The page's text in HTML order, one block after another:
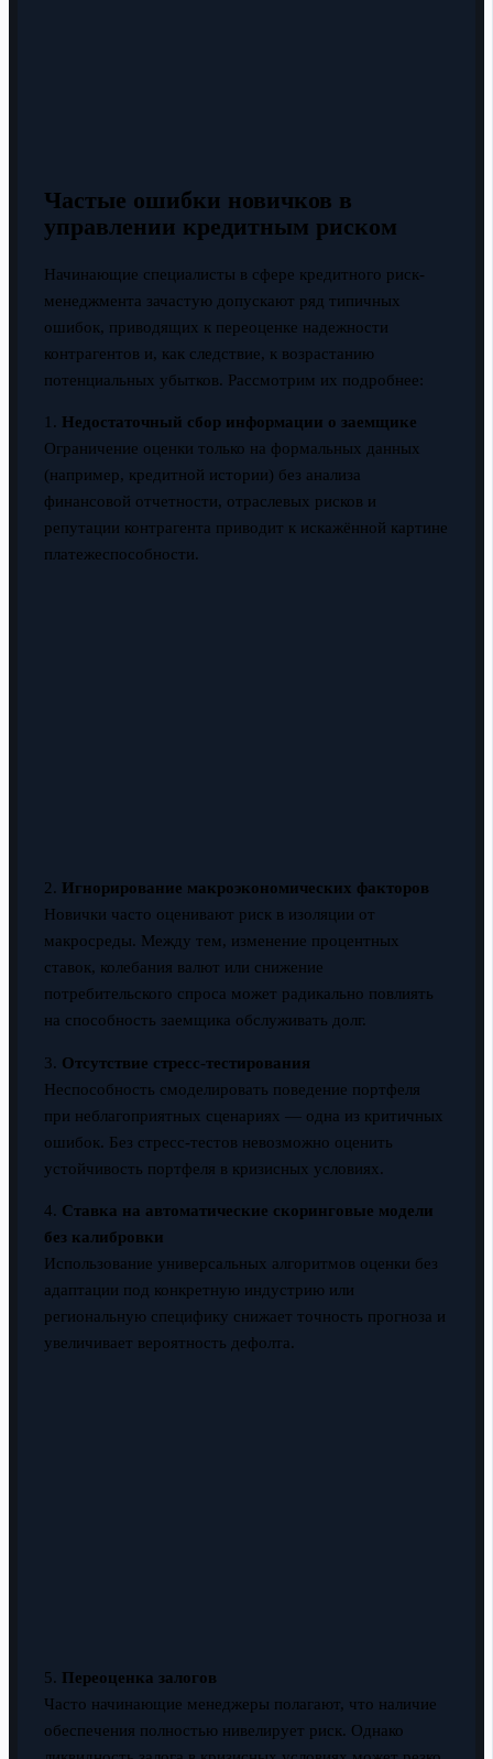
Частые ошибки новичков в
управлении кредитным риском
Начинающие специалисты в сфере кредитного риск-
менеджмента зачастую допускают ряд типичных
ошибок, приводящих к переоценке надежности
контрагентов и, как следствие, к возрастанию
потенциальных убытков. Рассмотрим их подробнее:
1. Недостаточный сбор информации о заемщике
Ограничение оценки только на формальных данных
(например, кредитной истории) без анализа
финансовой отчетности, отраслевых рисков и
репутации контрагента приводит к искажённой картине
платежеспособности.
2. Игнорирование макроэкономических факторов
Новички часто оценивают риск в изоляции от
макросреды. Между тем, изменение процентных
ставок, колебания валют или снижение
потребительского спроса может радикально повлиять
на способность заемщика обслуживать долг.
3. Отсутствие стресс-тестирования
Неспособность смоделировать поведение портфеля
при неблагоприятных сценариях — одна из критичных
ошибок. Без стресс-тестов невозможно оценить
устойчивость портфеля в кризисных условиях.
4. Ставка на автоматические скоринговые модели
без калибровки
Использование универсальных алгоритмов оценки без
адаптации под конкретную индустрию или
региональную специфику снижает точность прогноза и
увеличивает вероятность дефолта.
5. Переоценка залогов
Часто начинающие менеджеры полагают, что наличие
обеспечения полностью нивелирует риск. Однако